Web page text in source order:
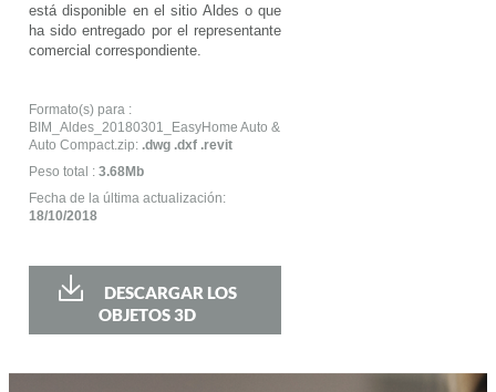
está disponible en el sitio Aldes o que
ha sido entregado por el representante
comercial correspondiente.
Formato(s) para :
BIM_Aldes_20180301_EasyHome Auto &
Auto Compact.zip: .dwg .dxf .revit
Peso total : 3.68Mb
Fecha de la última actualización:
18/10/2018
DESCARGAR LOS
OBJETOS 3D